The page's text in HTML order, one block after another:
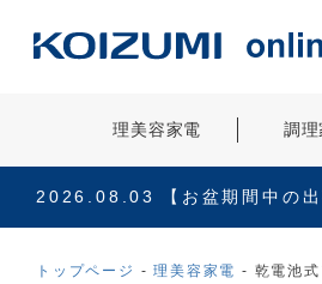
理美容家電 調理
2026.08.03 【お盆期間中の
トップページ 理美容家電 乾電池